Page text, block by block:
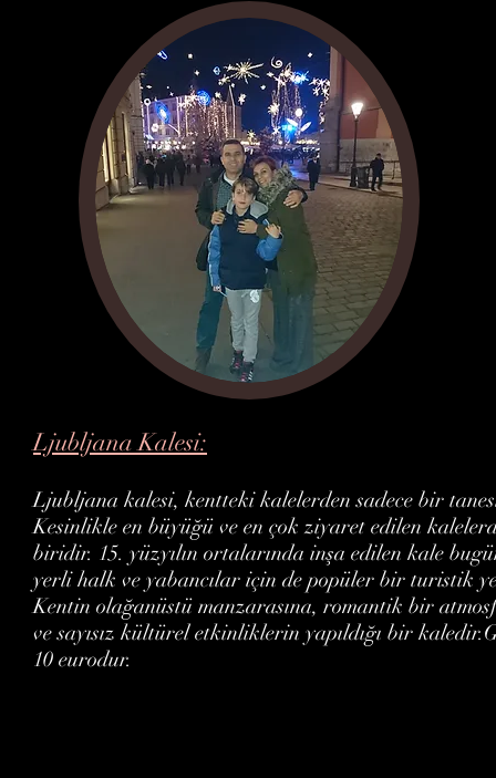
Ljubljana Kalesi:
Ljubljana kalesi, kentteki kalelerden sadece bir
Kesinlikle en büyüğü ve en çok ziyaret edilen
biridir. 15. yüzyılın ortalarında inşa edilen kale
yerli halk ve yabancılar için de popüler bir turistik
Kentin olağanüstü manzarasına, romantik bir
ve sayısız kültürel etkinliklerin yapıldığı bir
10 eurodur.